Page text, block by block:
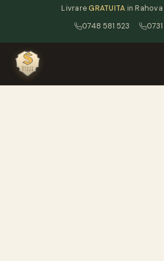
LivrareGRATUITA in
0748 581 523